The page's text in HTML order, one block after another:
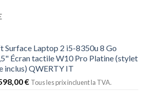
Laptop 2 i5-8350u 8 Go
Écran tactile W10 Pro Platine (stylet
inclus) QWERTY IT
€ Tous les prix incluent la TVA.